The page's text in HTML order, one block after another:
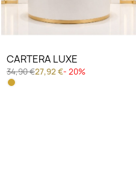
CARTERA LUXE
34,90 €27,92 €- 20%